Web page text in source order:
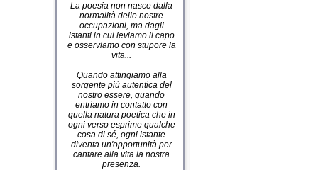
La poesia non nasce dalla
normalità delle nostre
occupazioni, ma dagli
istanti in cui leviamo il capo
e osserviamo con stupore la
vita...
Quando attingiamo alla
sorgente più autentica del
nostro essere, quando
entriamo in contatto con
quella natura poetica che in
ogni verso esprime qualche
cosa di sé, ogni istante
diventa un'opportunità per
cantare alla vita la nostra
presenza.